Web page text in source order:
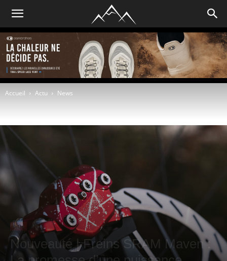
Accueil Actu News
Actu News
Nouveauté | Freins SRAM Maven :